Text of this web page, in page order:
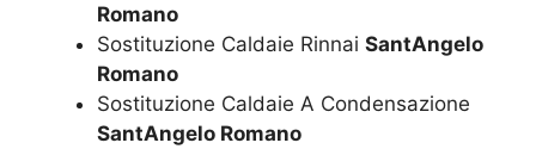
Romano
Sostituzione Caldaie Rinnai SantAngelo
Romano
Sostituzione Caldaie A Condensazione
SantAngelo Romano